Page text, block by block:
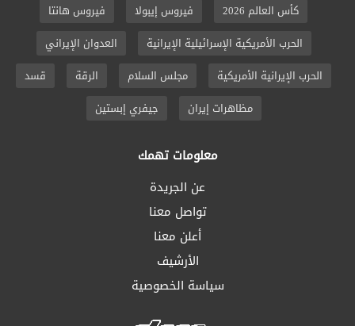
كأس العالم 2026 فيروس إيبولا
فيروس هانتا
الحرب الأمريكية الإسرائيلية الإيرانية
العدوان الإيراني
الحرب الإيرانية الأمريكية
مجلس السلام الرقة
قسد
مظاهرات إيران
جيفري إبستين
معلومات تهمك
عن الجريدة
تواصل معنا
أعلن معنا
الأرشيف
سياسة الخصوصية